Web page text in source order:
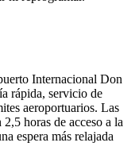
Internacional Don
rápida, servicio de
aeroportuarios. Las
horas de acceso a la
espera más relajada